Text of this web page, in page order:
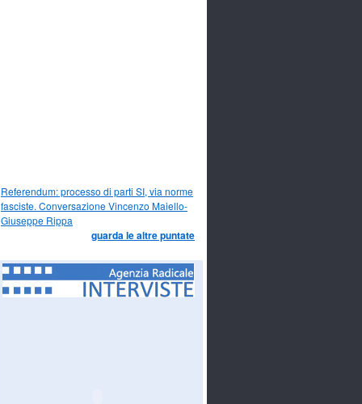
Referendum: processo di parti SI, via norme
fasciste. Conversazione Vincenzo Maiello-
Giuseppe Rippa
guarda le altre puntate